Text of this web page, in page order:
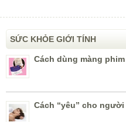
SỨC KHỎE GIỚI TÍNH
Cách dùng màng
Cách “yêu” cho